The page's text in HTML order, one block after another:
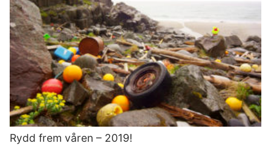
Rydd frem våren – 2019!